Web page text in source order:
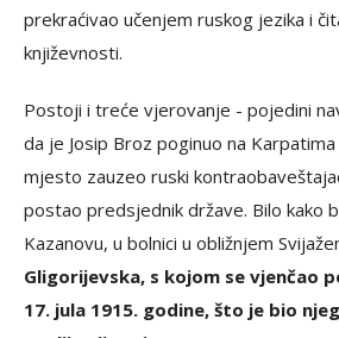
prekraćivao učenjem ruskog jezika i
književnosti.
Postoji i treće vjerovanje - pojedini
da je Josip Broz poginuo na
mjesto zauzeo ruski
postao predsjednik države. Bilo kako
Kazanovu, u bolnici u obližnjem
Gligorijevska, s kojom se vjenčao
17. jula 1915. godine, što je bio